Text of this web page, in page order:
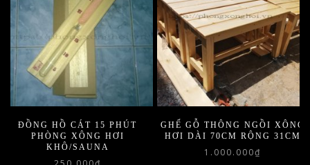
ĐỒNG HỒ CÁT 15 PHÚT
PHÒNG XÔNG HƠI
KHÔ/SAUNA
GHẾ GỖ THÔNG NGỒI XÔNG
HƠI DÀI 70CM RỘNG 31CM
1.000.000₫